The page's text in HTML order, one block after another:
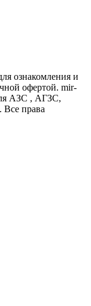
ознакомления и
офертой. mir-
АЗС , АГЗС,
права